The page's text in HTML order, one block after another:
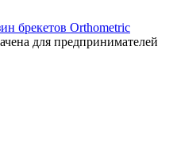
для предпринимателей